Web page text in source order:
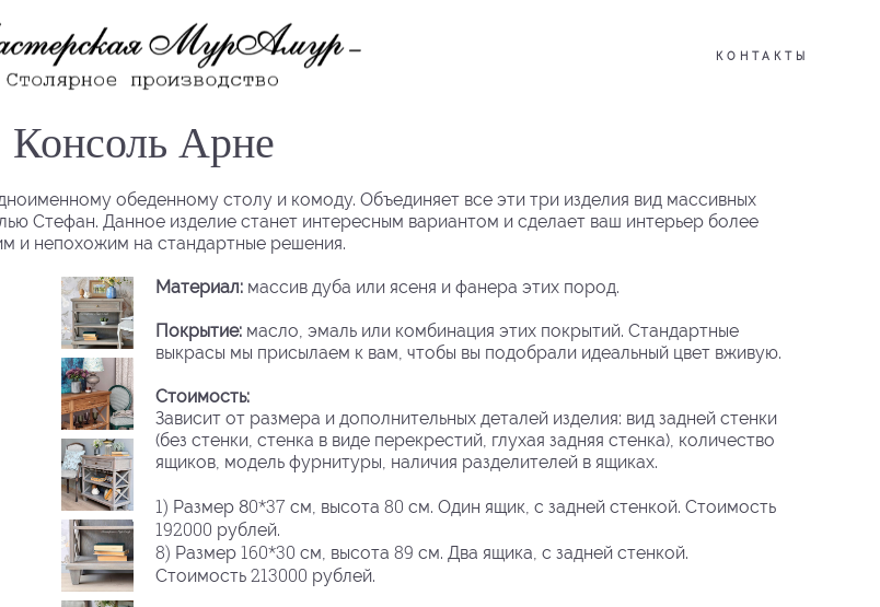
КОНТАКТЫ
Консоль Арне
обеденному столу и комоду. Объединяет все эти три изделия вид массивных
Стефан. Данное изделие станет интересным вариантом и сделает ваш интерьер более
и непохожим на стандартные решения.
Материал:массив дуба или ясеня и фанера этих пород.
Покрытие:масло, эмаль или комбинация этих покрытий. Стандартные
выкрасы мы присылаем к вам, чтобы вы подобрали идеальный цвет вживую.
Стоимость:
Зависит от размера и дополнительных деталей изделия: вид задней стенки
(без стенки, стенка в виде перекрестий, глухая задняя стенка), количество
ящиков, модель фурнитуры, наличия разделителей в ящиках.
1) Размер 80*37 см, высота 80 см. Один ящик, с задней стенкой. Стоимость
192000 рублей.
8) Размер 160*30 см, высота 89 см. Два ящика, с задней стенкой.
Стоимость 213000 рублей.